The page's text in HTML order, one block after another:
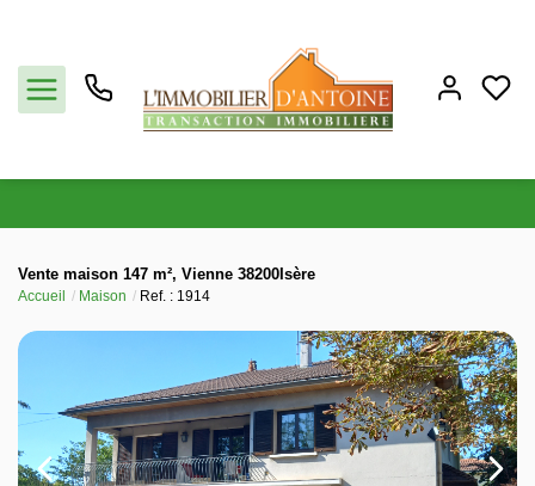
Vendre
Estimation
Notre agence
Vente maison 147 m², Vienne 38200Isère
Accueil Maison Ref. : 1914